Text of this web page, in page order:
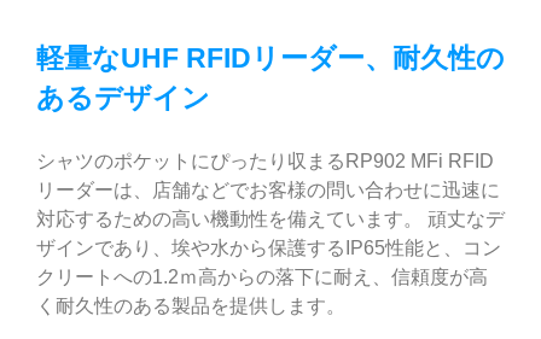
軽量なUHF RFIDリーダー、耐久性の
あるデザイン
シャツのポケットにぴったり収まるRP902 MFi RFID
リーダーは、店舗などでお客様の問い合わせに迅速に
対応するための高い機動性を備えています。 頑丈なデ
ザインであり、埃や水から保護するIP65性能と、コン
クリートへの1.2ｍ高からの落下に耐え、信頼度が高
く耐久性のある製品を提供します。